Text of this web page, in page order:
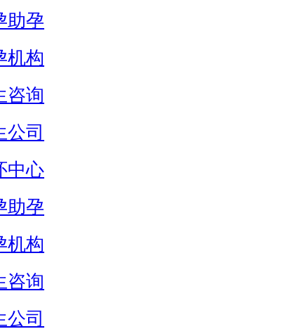
助孕
机构
咨询
公司
中心
助孕
机构
咨询
公司